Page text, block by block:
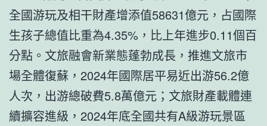
全國游玩及相干財產增添值58631億元，占國際
生孩子總值比重為4.35%，比上年進步0.11個百
分點。文旅融會新業態蓬勃成長，推進文旅市
場全體復蘇，2024年國際居平易近出游56.2億
人次，出游總破費5.8萬億元；文旅財產載體連
續擴容進級，2024年底全國共有A級游玩景區